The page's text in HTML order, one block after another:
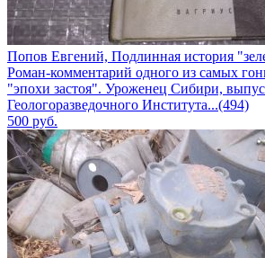
Попов Евгений, Подлинная история
Роман-комментарий одного из самых
"эпохи застоя". Уроженец Сибири,
Геологоразведочного Института...(494)
500 руб.